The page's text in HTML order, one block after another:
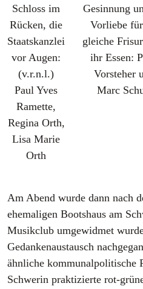
Schloss im
Rücken, die
Staatskanzlei
vor Augen:
(v.r.n.l.)
Paul Yves
Ramette,
Regina Orth,
Lisa Marie
Orth
Gesinnung
Vorliebe
gleiche
ihr Essen:
Vorsteher
Marc
Am Abend wurde dann nach
ehemaligen Bootshaus am
Musikclub umgewidmet
Gedankenaustausch
ähnliche kommunalpolitische
Schwerin praktizierte rot-